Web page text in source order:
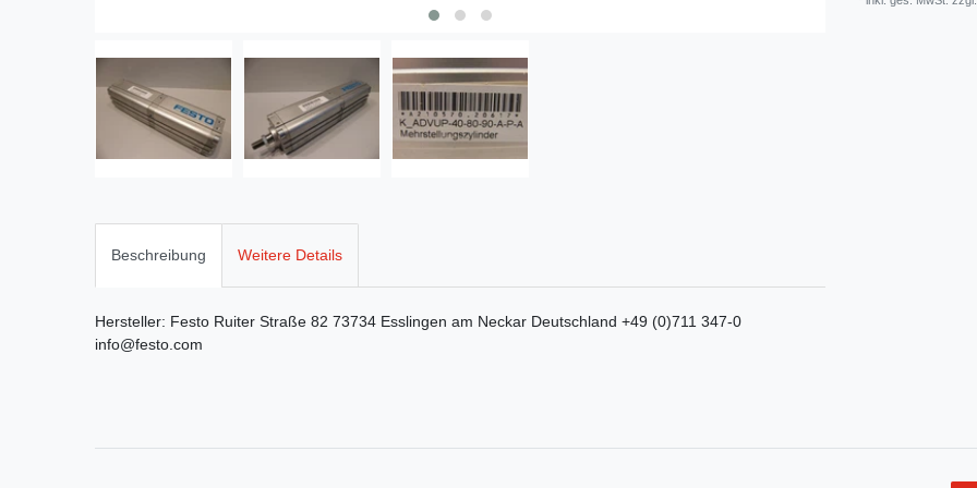
Beschreibung Weitere Details
Hersteller: Festo Ruiter Straße 82 73734 Esslingen am Neckar Deutschland +49 (0)711 347-0
info@festo.com